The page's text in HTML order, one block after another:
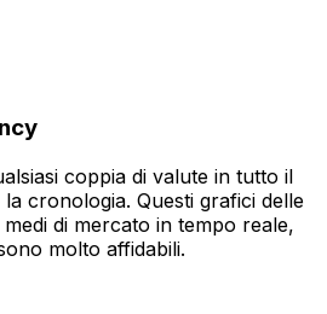
coppia di valute in tutto il
cronologia. Questi grafici delle
di mercato in tempo reale,
molto affidabili.